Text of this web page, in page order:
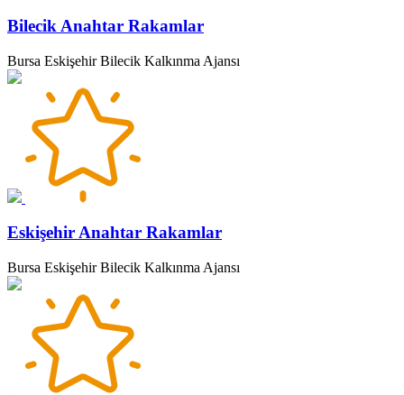
Bilecik Anahtar Rakamlar
Bursa Eskişehir Bilecik Kalkınma Ajansı
Eskişehir Anahtar Rakamlar
Bursa Eskişehir Bilecik Kalkınma Ajansı